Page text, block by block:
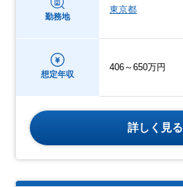
勤務地
東京都
想定年収
406～650万円
詳しく見る